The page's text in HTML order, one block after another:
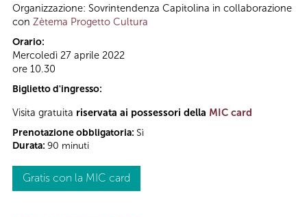
Organizzazione: Sovrintendenza Capitolina in collaborazione
con Zètema Progetto Cultura
Orario:
Mercoledì 27 aprile 2022
ore 10.30
Biglietto d'ingresso:
Visita gratuita riservata ai possessori della MIC card
Prenotazione obbligatoria: Sì
Durata: 90 minuti
Gratis con la MIC card